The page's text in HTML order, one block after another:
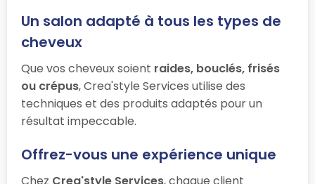
Un salon adapté à tous les types de
cheveux
Que vos cheveux soient raides, bouclés, frisés
ou crépus, Crea'style Services utilise des
techniques et des produits adaptés pour un
résultat impeccable.
Offrez-vous une expérience unique
Chez Crea'style Services, chaque client